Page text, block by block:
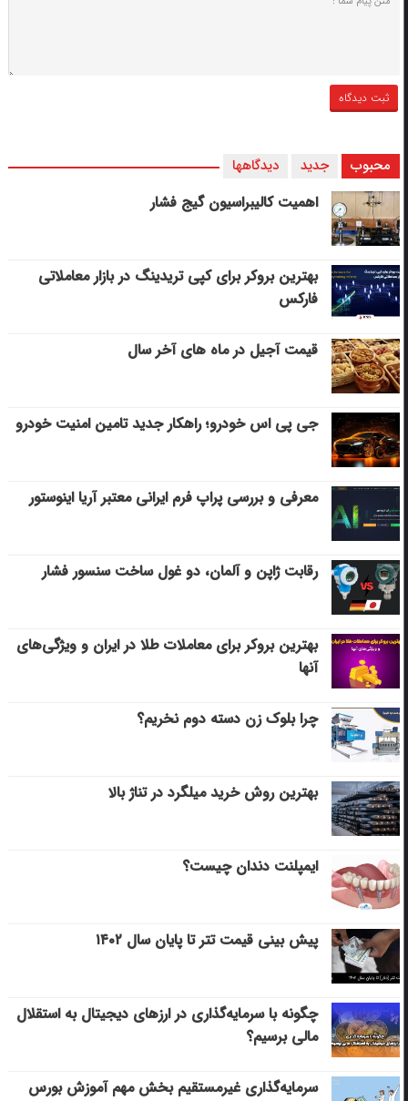
محبوب جدید دیدگاهها
اهمیت کالیبراسیون گیج فشار
بهترین بروکر برای کپی‌ تریدینگ در بازار معاملاتی
فارکس
قیمت آجیل در ماه های آخر سال
جی پی اس خودرو؛ راهکار جدید تامین امنیت خودرو
معرفی و بررسی پراپ فرم ایرانی معتبر آریا اینوستور
رقابت ژاپن و آلمان، دو غول ساخت سنسور فشار
بهترین بروکر برای معاملات طلا در ایران و ویژگی‌های
آنها
چرا بلوک زن دسته دوم نخریم؟
بهترین روش خرید میلگرد در تناژ بالا
ایمپلنت دندان چیست؟
پیش بینی قیمت تتر تا پایان سال ۱۴۰۲
چگونه با سرمایه‌گذاری در ارزهای دیجیتال به استقلال
مالی برسیم؟
سرمایه‌گذاری غیرمستقیم بخش مهم آموزش بورس